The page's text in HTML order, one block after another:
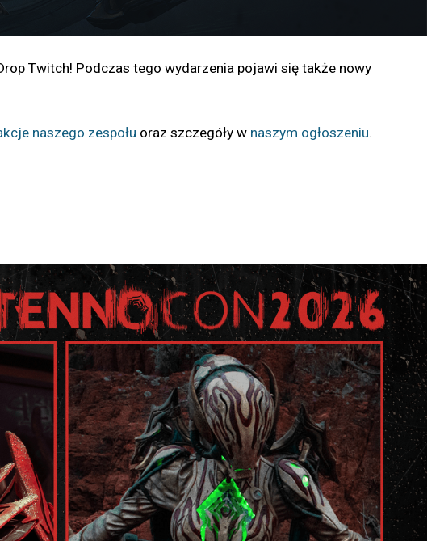
Twitch! Podczas tego wydarzenia pojawi się także nowy
naszego zespołu oraz szczegóły w naszym ogłoszeniu.